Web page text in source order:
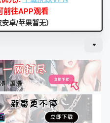
前往APP观看
卓/苹果暂无）